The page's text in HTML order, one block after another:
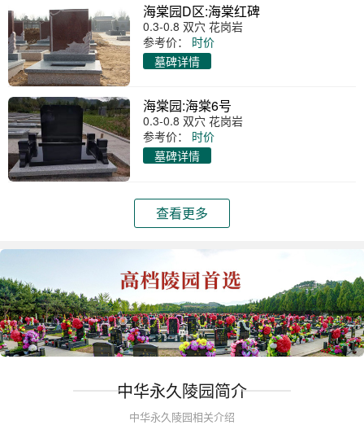
海棠园D区:海棠红碑
0.3-0.8 双穴 花岗岩
参考价：
时价
墓碑详情
海棠园:海棠6号
0.3-0.8 双穴 花岗岩
参考价：
时价
墓碑详情
查看更多
中华永久陵园简介
中华永久陵园相关介绍